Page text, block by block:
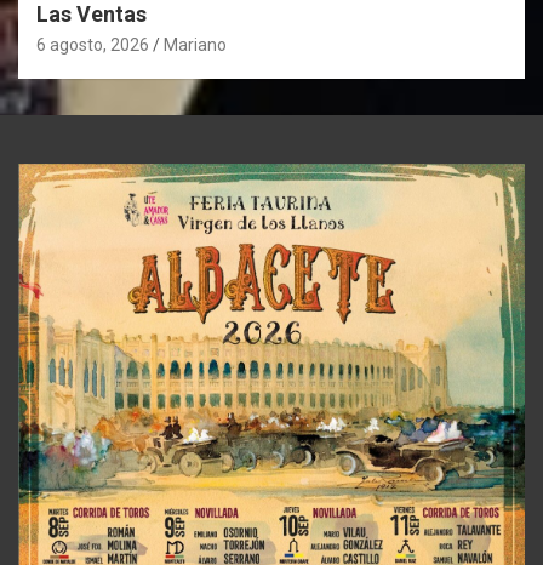
Las Ventas
6 agosto, 2026 Mariano